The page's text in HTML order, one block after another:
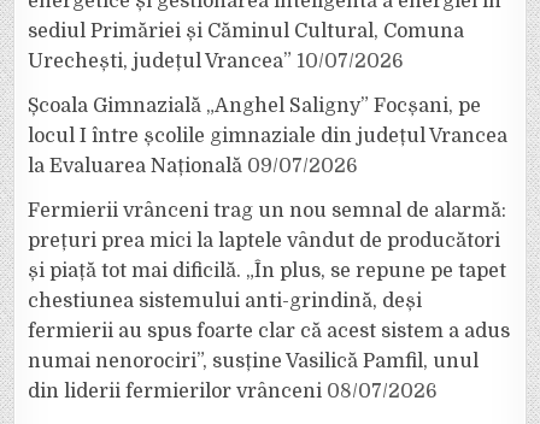
sediul Primăriei și Căminul Cultural, Comuna
Urechești, județul Vrancea” 10/07/2026
Școala Gimnazială „Anghel Saligny” Focșani, pe
locul I între școlile gimnaziale din județul Vrancea
la Evaluarea Națională 09/07/2026
Fermierii vrânceni trag un nou semnal de alarmă:
prețuri prea mici la laptele vândut de producători
și piață tot mai dificilă. „În plus, se repune pe tapet
chestiunea sistemului anti-grindină, deși
fermierii au spus foarte clar că acest sistem a adus
numai nenorociri”, susține Vasilică Pamfil, unul
din liderii fermierilor vrânceni 08/07/2026